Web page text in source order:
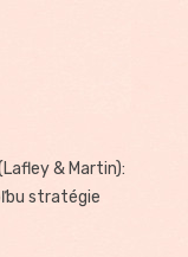
& Martin):
stratégie